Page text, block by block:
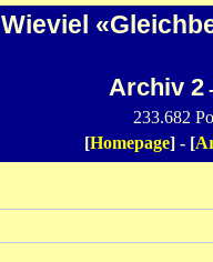
Wieviel
Archiv 2
233.682
[Homepage] - [